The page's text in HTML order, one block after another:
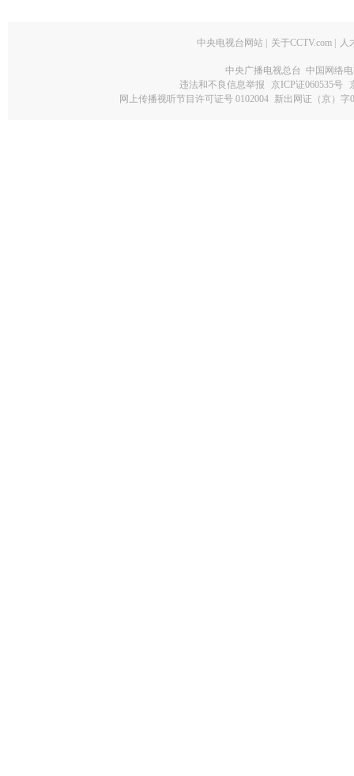
中央电视台网站 关于CCTV.com 人
中央广播电视总台 中国网络
违法和不良信息举报
京ICP证060535号
网上传播视听节目许可证号 0102004 新出网证（京）